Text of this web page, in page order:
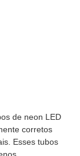
de neon LED
corretos
Esses tubos